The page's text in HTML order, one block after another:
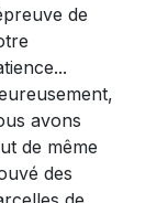
de
avons
de même
des